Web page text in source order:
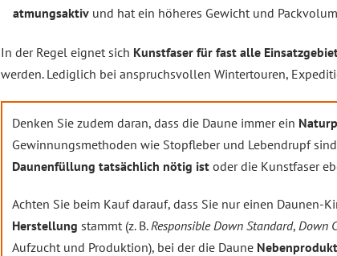
atmungsaktiv und hat ein höheres Gewicht und
In der Regel eignet sich Kunstfaser für fast alle
werden. Lediglich bei anspruchsvollen Wintertouren,
Denken Sie zudem daran, dass die Daune immer ein
Gewinnungsmethoden wie Stopfleber und Lebendrupf
Daunenfüllung tatsächlich nötig ist oder die Kunstfaser
Achten Sie beim Kauf darauf, dass Sie nur einen Daunen-
Herstellung stammt (z. B.Responsible Down Standard, Down
Aufzucht und Produktion), bei der die Daune